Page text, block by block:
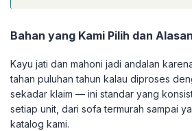
Bahan yang Kami Pilih dan
Kayu jati dan mahoni jadi andalan
tahan puluhan tahun kalau diproses
sekadar klaim — ini standar yang
setiap unit, dari sofa termurah sampai
katalog kami.